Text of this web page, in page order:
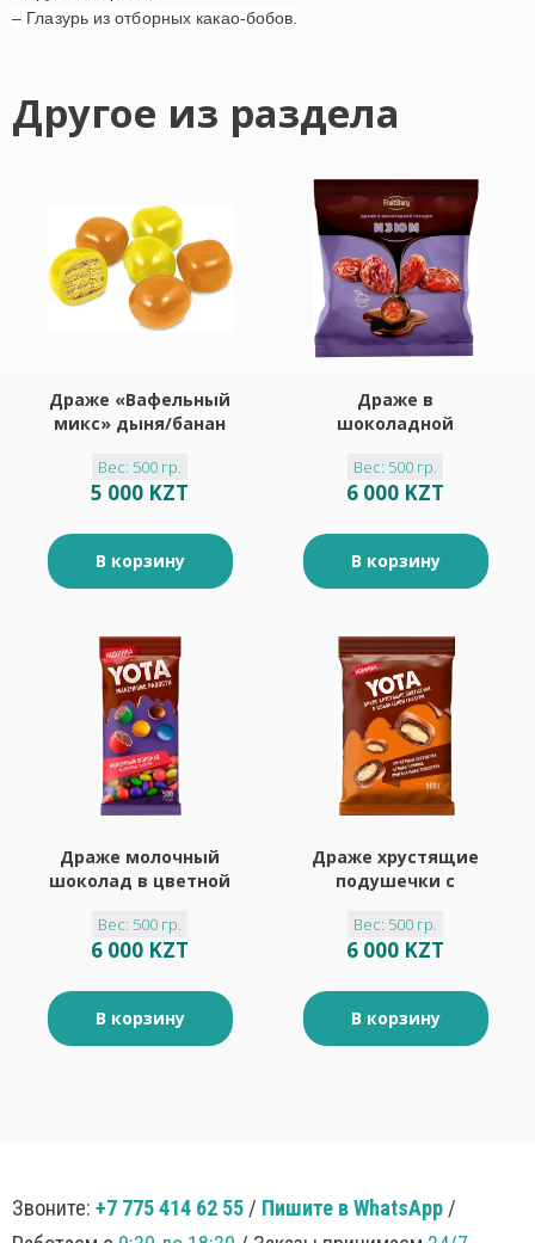
– Глазурь из отборных какао-бобов.
Другое из раздела
Драже «Вафельный
микс» дыня/банан
Вес: 500 гр.
5 000 KZT
В корзину
Драже в
шоколадной
«FruitStory»
(упаковка 0,5 кг)
Вес: 500 гр.
6 000 KZT
В корзину
Драже молочный
шоколад в цветной
г
Вес: 500 гр.
6 000 KZT
В корзину
Драже хрустящие
подушечки с
в шоколадной
глазури «Yota»
Вес: 500 гр.
6 000 KZT
В корзину
Звоните: +7 775 414 62 55 / Пишите в WhatsApp /